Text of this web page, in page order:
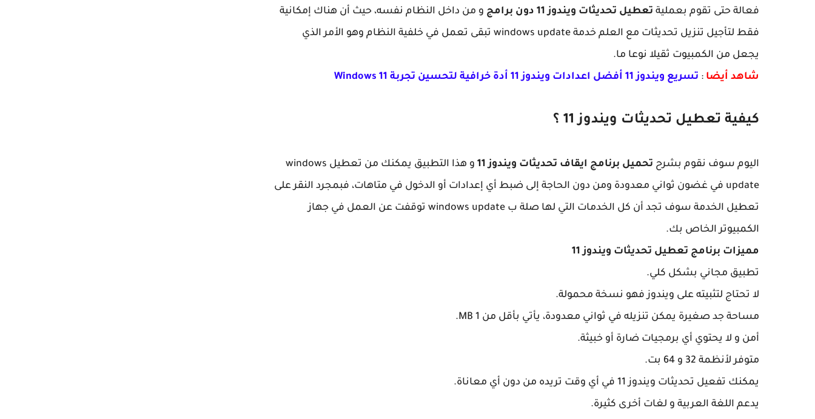
فعالة حتى تقوم بعملية تعطيل تحديثات ويندوز 11 دون برامج
و من داخل النظام نفسه، حيث أن هناك إمكانية
فقط لتأجيل تنزيل تحديثات مع العلم خدمة windows update تبقى تعمل في خلفية النظام وهو الأمر الذي
يجعل من الكمبيوت ثقيلا نوعا ما.
شاهد أيضا : تسريع ويندوز 11 أفضل اعدادات ويندوز 11 أدة خرافية لتحسين تجربة Windows 11
كيفية تعطيل تحديثات ويندوز 11 ؟
اليوم سوف نقوم بشرح تحميل برنامج ايقاف تحديثات ويندوز 11
و هذا التطبيق يمكنك من تعطيل windows
update في غضون ثواني معدودة ومن دون الحاجة إلى ضبط أي إعدادات أو الدخول في متاهات، فبمجرد النقر على
تعطيل الخدمة سوف تجد أن كل الخدمات التي لها صلة ب windows update توقفت عن العمل في جهاز
الكمبيوتر الخاص بك.
مميزات برنامج تعطيل تحديثات ويندوز 11
تطبيق مجاني بشكل كلي.
لا تحتاج لتثبيته على ويندوز فهو نسخة محمولة.
مساحة جد صغيرة يمكن تنزيله في ثواني معدودة، يأتي بأقل من 1 MB.
أمن و لا يحتوي أي برمجيات ضارة أو خبيثة.
متوفر لأنظمة 32 و 64 بت.
يمكنك تفعيل تحديثات ويندوز 11 في أي وقت تريده من دون أي معاناة.
يدعم اللغة العربية و لغات أخرى كثيرة.